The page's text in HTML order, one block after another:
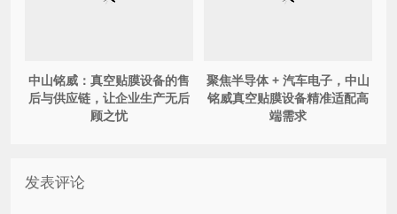
中山铭威：真空贴膜设备的售
后与供应链，让企业生产无后
顾之忧
聚焦半导体 + 汽车电子，中山
铭威真空贴膜设备精准适配高
端需求
发表评论